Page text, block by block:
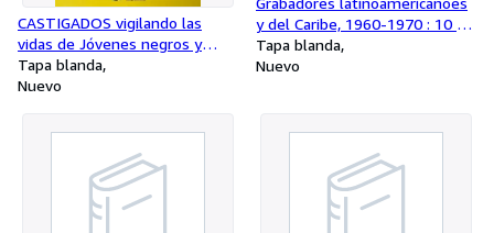
CASTIGADOS vigilando las
vidas de Jóvenes negros y
latinos (Spanish edition)
Tapa blanda
Nuevo
y del Caribe, 1960-1970 : 10 de
noviembre de 1995 a 23 de
febrero de 1996, Chase
Tapa blanda
Nuevo